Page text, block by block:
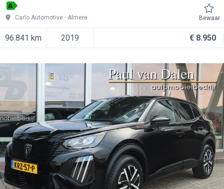
A
Carlo Automotive
Almere Bewaar
96.841 km 2019 € 8.950